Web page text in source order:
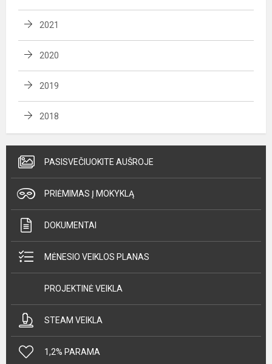
2021
2020
2019
2018
PASISVEČIUOKITE AUŠROJE
PRIĖMIMAS Į MOKYKLĄ
DOKUMENTAI
MĖNESIO VEIKLOS PLANAS
PROJEKTINĖ VEIKLA
STEAM VEIKLA
1,2% PARAMA